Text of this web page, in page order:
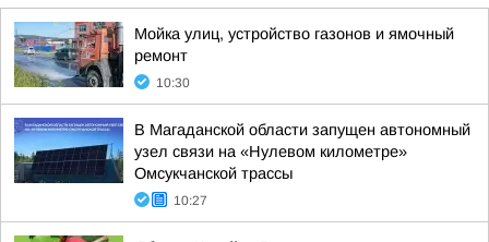
Мойка улиц, устройство газонов и ямочный
ремонт
10:30
В Магаданской области запущен автономный
узел связи на «Нулевом километре»
Омсукчанской трассы
10:27